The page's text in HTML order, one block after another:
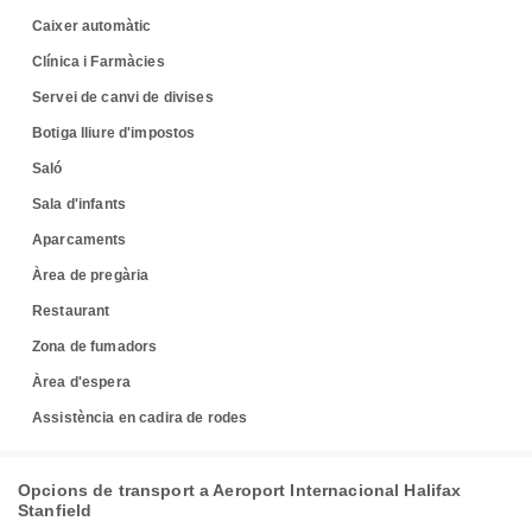
Caixer automàtic
Clínica i Farmàcies
Servei de canvi de divises
Botiga lliure d'impostos
Saló
Sala d'infants
Aparcaments
Àrea de pregària
Restaurant
Zona de fumadors
Àrea d'espera
Assistència en cadira de rodes
Opcions de transport a Aeroport Internacional Halifax
Stanfield